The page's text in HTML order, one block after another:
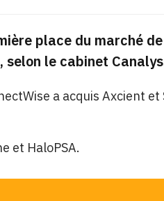
place du marché
le cabinet
a acquis Axcient et
et HaloPSA.